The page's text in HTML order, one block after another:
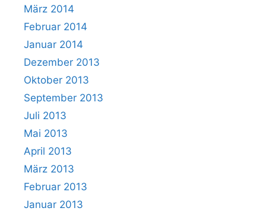
März 2014
Februar 2014
Januar 2014
Dezember 2013
Oktober 2013
September 2013
Juli 2013
Mai 2013
April 2013
März 2013
Februar 2013
Januar 2013